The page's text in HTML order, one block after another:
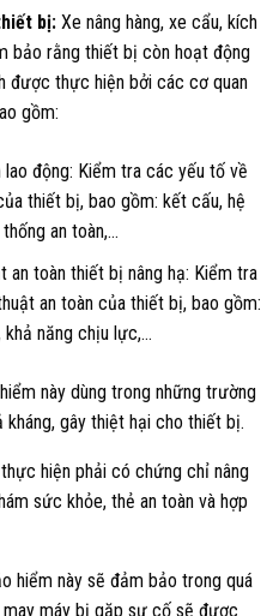
bị:Xe nâng hàng, xe cẩu, kích
bảo rằng thiết bị còn hoạt động
được thực hiện bởi các cơ quan
gồm:
lao động: Kiểm tra các yếu tố về
thiết bị, bao gồm: kết cấu, hệ
an toàn,…
an toàn thiết bị nâng hạ: Kiểm tra
an toàn của thiết bị, bao gồm:
khả năng chịu lực,…
này dùng trong những trường
gây thiệt hại cho thiết bị.
hiện phải có chứng chỉ nâng
sức khỏe, thẻ an toàn và hợp
hiểm này sẽ đảm bảo trong quá
máy bị gặp sự cố sẽ được